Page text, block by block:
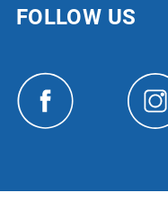
FOLLOW US